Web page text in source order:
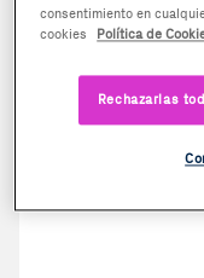
consentimiento en
cookies
Política de
Rechazarlas